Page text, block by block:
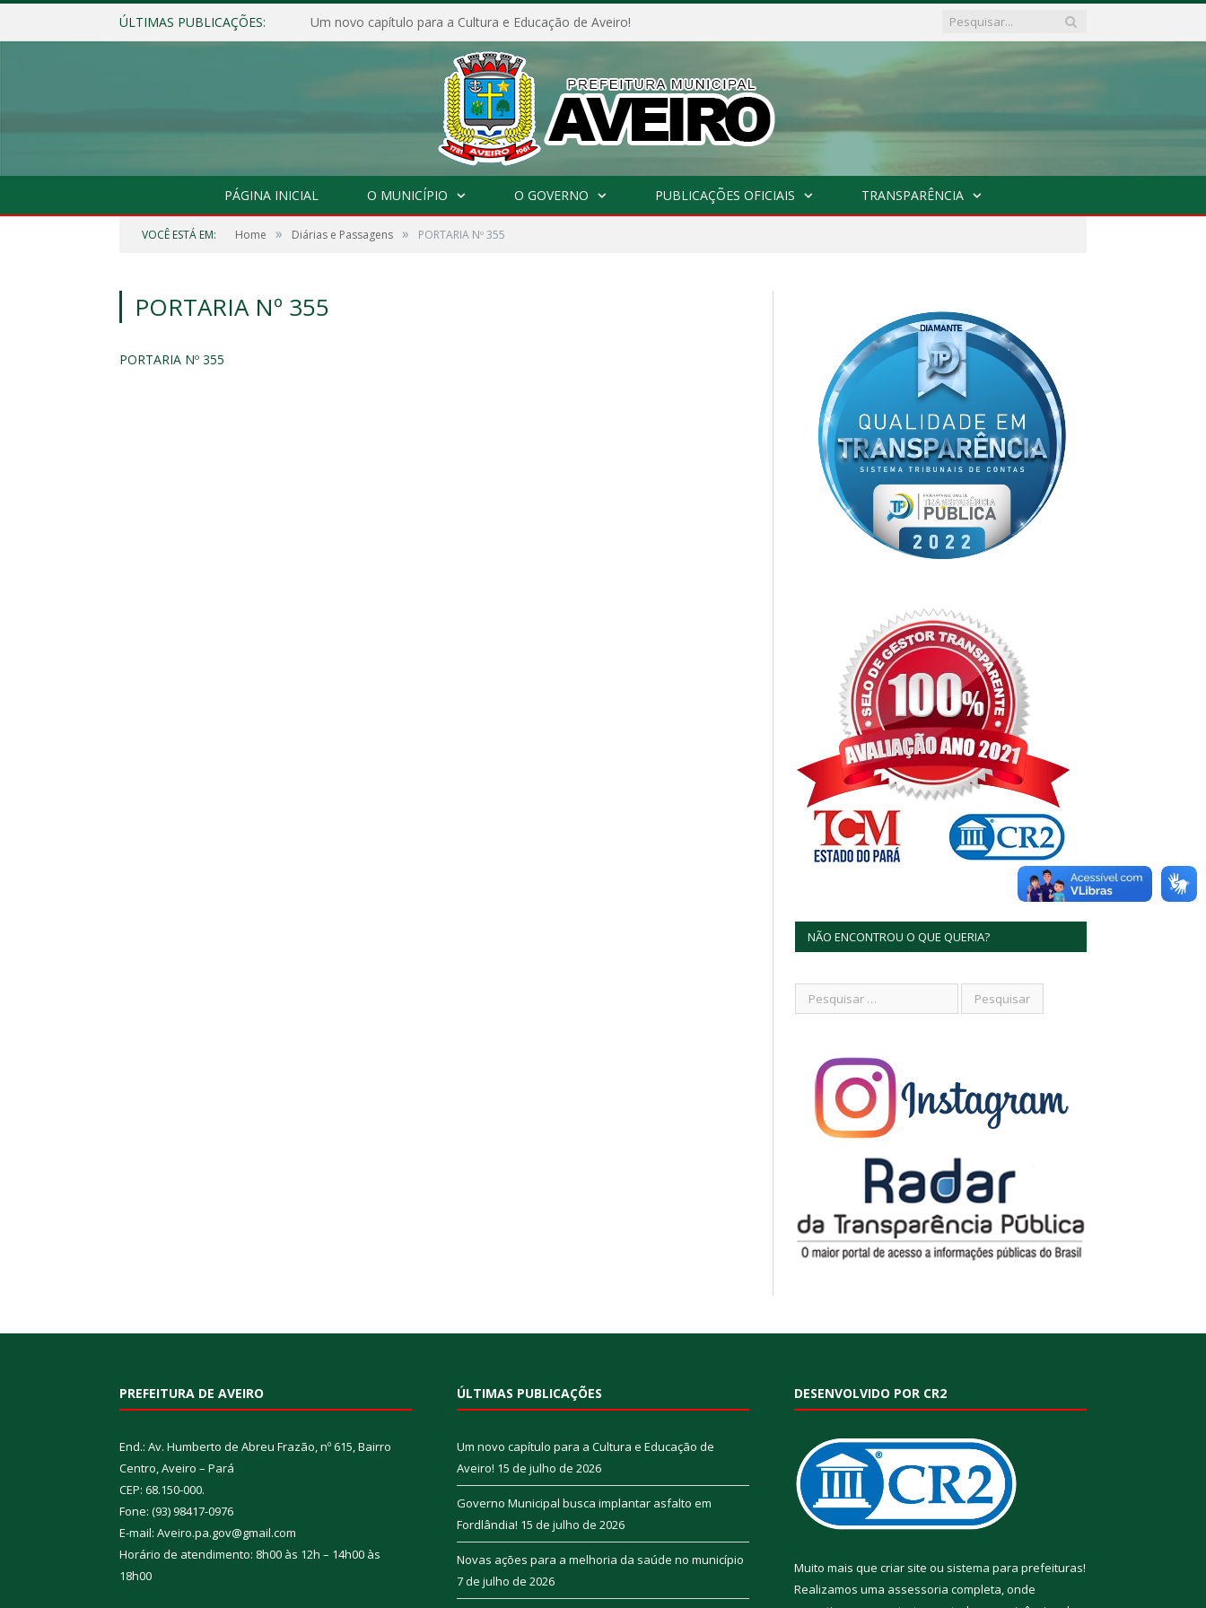
ÚLTIMAS PUBLICAÇÕES: Um novo capítulo para a Cultura e Educação de Aveiro!
PÁGINA INICIAL O MUNICÍPIO O GOVERNO PUBLICAÇÕES OFICIAIS TRANSPARÊNCIA
VOCÊ ESTÁ EM: Home » Diárias e Passagens » PORTARIA Nº 355
PORTARIA Nº 355
PORTARIA Nº 355
NÃO ENCONTROU O QUE QUERIA?
PREFEITURA DE AVEIRO
End.: Av. Humberto de Abreu Frazão, nº 615, Bairro
Centro, Aveiro – Pará
CEP: 68.150-000.
Fone: (93) 98417-0976
E-mail: Aveiro.pa.gov@gmail.com
Horário de atendimento: 8h00 às 12h – 14h00 às
18h00
ÚLTIMAS PUBLICAÇÕES
Um novo capítulo para a Cultura e Educação de
Aveiro! 15 de julho de 2026
Governo Municipal busca implantar asfalto em
Fordlândia! 15 de julho de 2026
Novas ações para a melhoria da saúde no município
7 de julho de 2026
DESENVOLVIDO POR CR2
Muito mais que criar site ou sistema para prefeituras!
Realizamos uma assessoria completa, onde